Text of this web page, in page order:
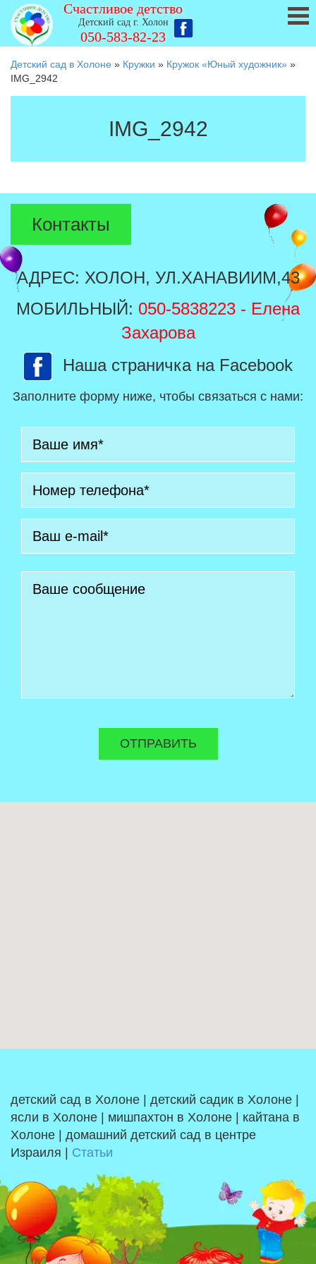
Счастливое детство
Детский сад г. Холон
050-583-82-23
Детский сад в Холоне » Кружки » Кружок «Юный художник» »
IMG_2942
IMG_2942
Контакты
АДРЕС: ХОЛОН, УЛ.ХАНАВИИМ,43
МОБИЛЬНЫЙ: 050-5838223 - Елена
Захарова
Наша страничка на Facebook
Заполните форму ниже, чтобы связаться с нами:
детский сад в Холоне | детский садик в Холоне |
ясли в Холоне | мишпахтон в Холоне | кайтана в
Холоне | домашний детский сад в центре
Израиля | Статьи